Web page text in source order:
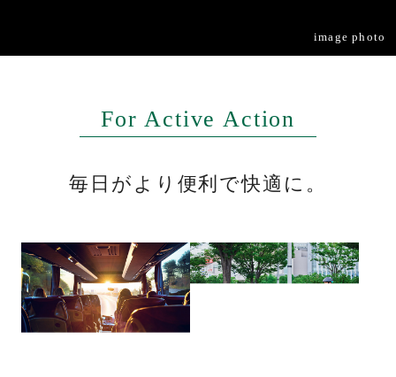
Plan Landlease
Location
躍動と静寂の懐「文京区」
Equipment
Model Room
モデルルーム
Owner's Interview
ご契約者様インタビュー
Brand
ブランド
image photo
For Active Action
毎日がより便利で快適に。